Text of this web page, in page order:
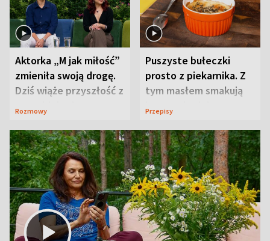
Aktorka „M jak miłość”
zmieniła swoją drogę.
Dziś wiąże przyszłość z
neurobiologią
Rozmowy
Puszyste bułeczki
prosto z piekarnika. Z
tym masłem smakują
jeszcze lepiej
Przepisy